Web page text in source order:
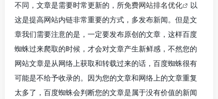
不同，文章是需要时常更新的，所免费网站排名优化
以
这是提高网站内链非常重要的方式，多发布新闻。但是文
章我们需要注意的是，一定要发布原创的文章，这样百度
蜘蛛过来爬取的时候，才会对文章产生新鲜感，不然您的
网站文章是从网络上获取和转载过来的话，百度蜘蛛很有
可能是不给予收录的。因为您的文章和网络上的文章重复
太多了，百度蜘蛛会判断您的文章是属于没有价值的新闻